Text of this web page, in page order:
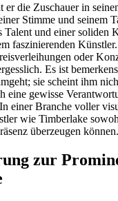
die Zuschauer in
Stimme und seinem
und einer soliden
faszinierenden Künstler.
oder
Es ist
sie scheint ihm
eine gewisse
einer Branche voller
wie Timberlake
überzeugen können.
zur